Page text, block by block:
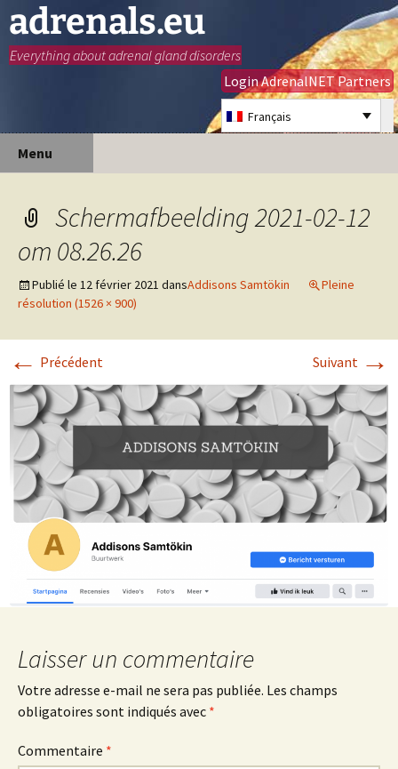
adrenals.eu
Everything about adrenal gland disorders
Login AdrenalNET Partners
Français
Menu
Schermafbeelding 2021-02-12
om 08.26.26
Publié le 12 février 2021 dansAddisons Samtökin
Pleine
résolution (1526 × 900)
← Précédent Suivant →
Laisser un commentaire
Votre adresse e-mail ne sera pas publiée. Les champs
obligatoires sont indiqués avec *
Commentaire *